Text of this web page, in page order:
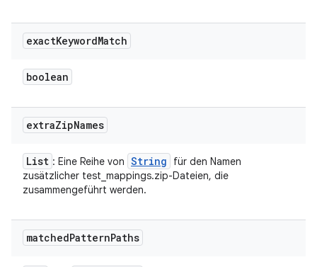
exactKeywordMatch
boolean
extraZipNames
List : Eine Reihe von String
für den Namen
zusätzlicher test_mappings.zip-Dateien, die
zusammengeführt werden.
matchedPatternPaths